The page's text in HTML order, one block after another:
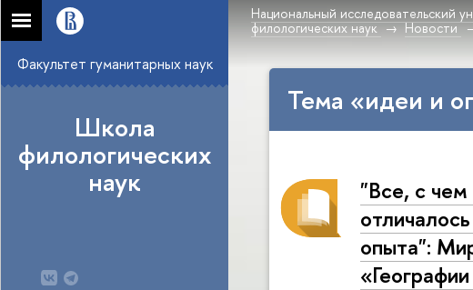
Национальный исследовательский
филологических наук
Новости
Факультет гуманитарных наук
Школа
филологических
наук
Тема «идеи и
"Все, с чем
опыта":